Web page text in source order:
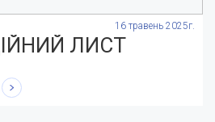
16 травень 2025г.
ЛИСТ